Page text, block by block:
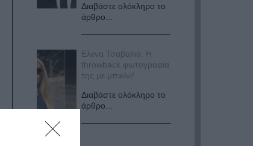
Διαβάστε ολόκληρο το
άρθρο...
Ελενα Τσαβαλιά: Η
throwback φωτογραφία
της με μπικίνι!
Διαβάστε ολόκληρο το
άρθρο...